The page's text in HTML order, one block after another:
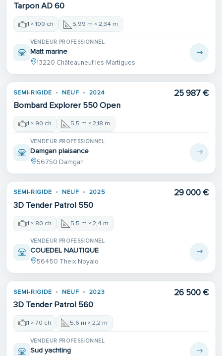
Tarpon AD 60
1 × 100 ch 5,99 m × 2,34 m
VENDEUR PROFESSIONNEL
Matt marine
13220 Châteauneuf-les-Martigues
SEMI-RIGIDE NEUF 2024
Bombard Explorer 550 Open
25 987 €
1 × 90 ch 5,5 m × 2,18 m
VENDEUR PROFESSIONNEL
Damgan plaisance
56750 Damgan
SEMI-RIGIDE NEUF 2025
3D Tender Patrol 550
29 000 €
1 × 80 ch 5,5 m × 2,4 m
VENDEUR PROFESSIONNEL
COUEDEL NAUTIQUE
56450 Theix Noyalo
SEMI-RIGIDE NEUF 2023
3D Tender Patrol 560
26 500 €
1 × 70 ch 5,6 m × 2,2 m
VENDEUR PROFESSIONNEL
Sud yachting